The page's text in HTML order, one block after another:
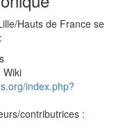
Hauts de France se
Wiki
index.php?
contributrices :